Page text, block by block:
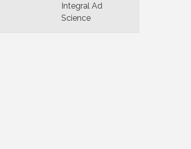
Integral Ad
Science